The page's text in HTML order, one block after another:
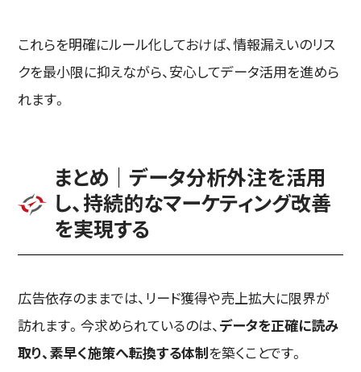
これらを明確にルール化しておけば、情報漏えいのリス
クを最小限に抑えながら、安心してデータ活用を進めら
れます。
まとめ｜データ分析外注を活用
し、持続的なマーケティング改善
を実現する
広告依存のままでは、リード獲得や売上拡大に限界が
訪れます。今求められているのは、データを正確に読み
取り、素早く施策へ転換する体制を築くことです。